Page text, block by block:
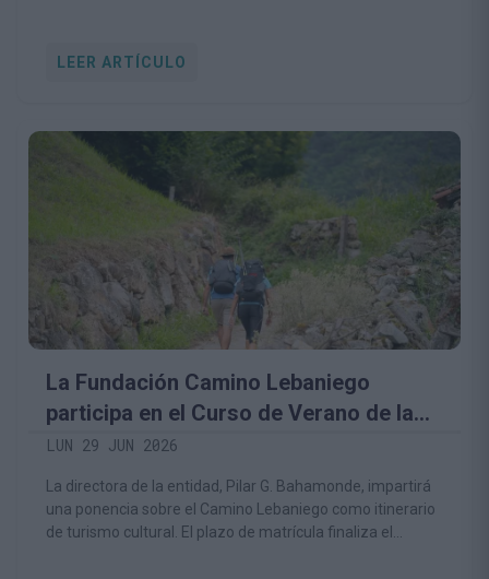
LEER ARTÍCULO
La Fundación Camino Lebaniego
participa en el Curso de Verano de la
UC sobre patrimonio cultural y turismo
LUN 29 JUN 2026
La directora de la entidad, Pilar G. Bahamonde, impartirá
una ponencia sobre el Camino Lebaniego como itinerario
de turismo cultural. El plazo de matrícula finaliza el